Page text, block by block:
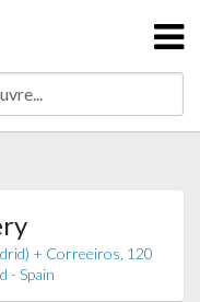
+ Correeiros, 120
- Spain